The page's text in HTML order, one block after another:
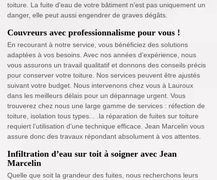
toiture. La fuite d'eau de votre bâtiment n'est pas uniquement un
danger, elle peut aussi engendrer de graves dégâts.
Couvreurs avec professionnalisme pour vous !
En recourant à notre service, vous bénéficiez des solutions
adaptées à vos besoins. Avec nos années d’expérience, nous
vous assurons un travail qualitatif et donnons des conseils précis
pour conserver votre toiture. Nos services peuvent être ajustés
suivant votre budget. Nous intervenons chez vous à Lauroux
dans les meilleurs délais pour un dépannage urgent. Vous
trouverez chez nous une large gamme de services : réfection de
toiture, isolation tous types... .la réparation de fuites sur toiture
requiert l’utilisation d’une technique efficace. Jean Marcelin vous
assure donc des travaux répondant absolument à vos attentes.
Infiltration d’eau sur toit à soigner avec Jean
Marcelin
Quelle que soit la grandeur des fuites, nous recherchons leurs